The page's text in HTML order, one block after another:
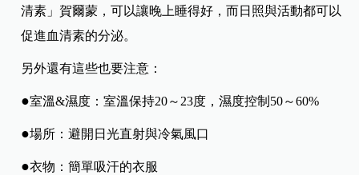
清素」賀爾蒙，可以讓晚上睡得好，而日照與活動都可以
促進血清素的分泌。
另外還有這些也要注意：
●室溫&濕度：室溫保持20～23度，濕度控制50～60%
●場所：避開日光直射與冷氣風口
●衣物：簡單吸汗的衣服